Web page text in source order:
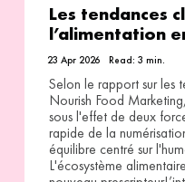
Les tendances
l’alimentation
23 Apr 2026 Read: 3 min.
Selon le rapport sur les
Nourish Food
sous l'effet de deux
rapide de la
équilibre centré sur
L'écosystème